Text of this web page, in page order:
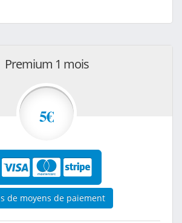
Premium 1 mois
5€
de moyens de paiement